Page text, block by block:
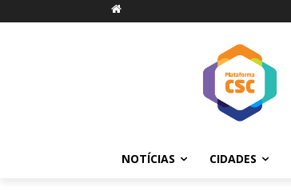
NOTÍCIAS CIDADES